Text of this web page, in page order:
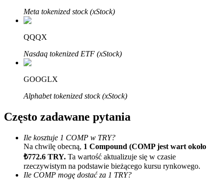
Afiliaci Bitrue
Aż do 65% prowizji!
Polecaj
Zaproś przyjaciela, aby otrzymać nagrody pieniężne
Meta tokenized stock (xStock)
QQQX
Nasdaq tokenized ETF (xStock)
GOOGLX
Alphabet tokenized stock (xStock)
Często zadawane pytania
Ile kosztuje 1 COMP w TRY?
Na chwilę obecną, 1 Compound (COMP jest wart około
₺772.6 TRY. Ta wartość aktualizuje się w czasie
rzeczywistym na podstawie bieżącego kursu rynkowego.
Ile COMP mogę dostać za 1 TRY?